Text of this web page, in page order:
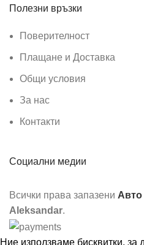
Полезни връзки
Поверителност
Плащане и Доставка
Общи условия
За нас
Контакти
Социални медии
Всички права запазени
Aleksandar.
Ние използваме бисквитки,